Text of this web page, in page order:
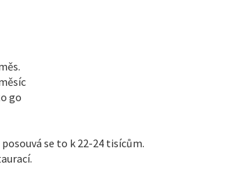
go
se to k 22-24 tisícům.